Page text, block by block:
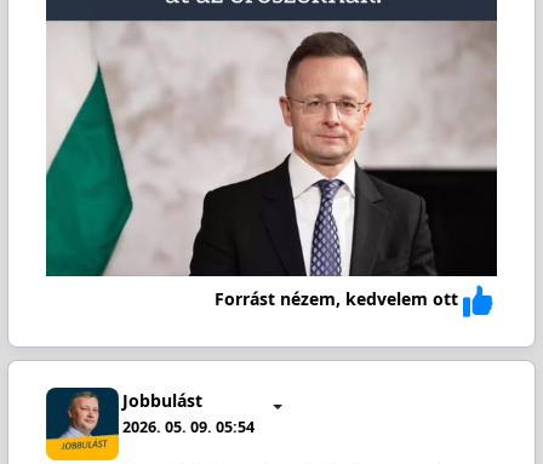
Forrást nézem, kedvelem ott
Jobbulást
2026. 05. 09. 05:54